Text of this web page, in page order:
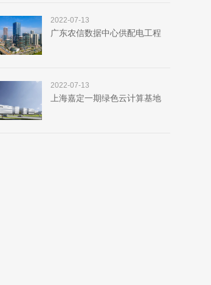
2022-07-13
广东农信数据中心供配电工程
2022-07-13
上海嘉定一期绿色云计算基地